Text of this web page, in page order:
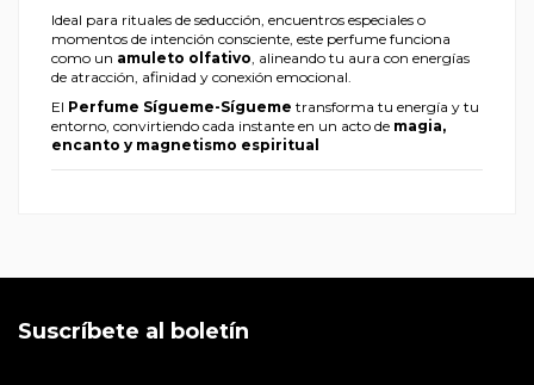
Ideal para rituales de seducción, encuentros especiales o
momentos de intención consciente, este perfume funciona
como un amuleto olfativo , alineando tu aura con energías
de atracción, afinidad y conexión emocional.
El Perfume Sígueme-Sígueme transforma tu energía y tu
entorno, convirtiendo cada instante en un acto de magia,
encanto y magnetismo espiritual
Suscríbete al boletín